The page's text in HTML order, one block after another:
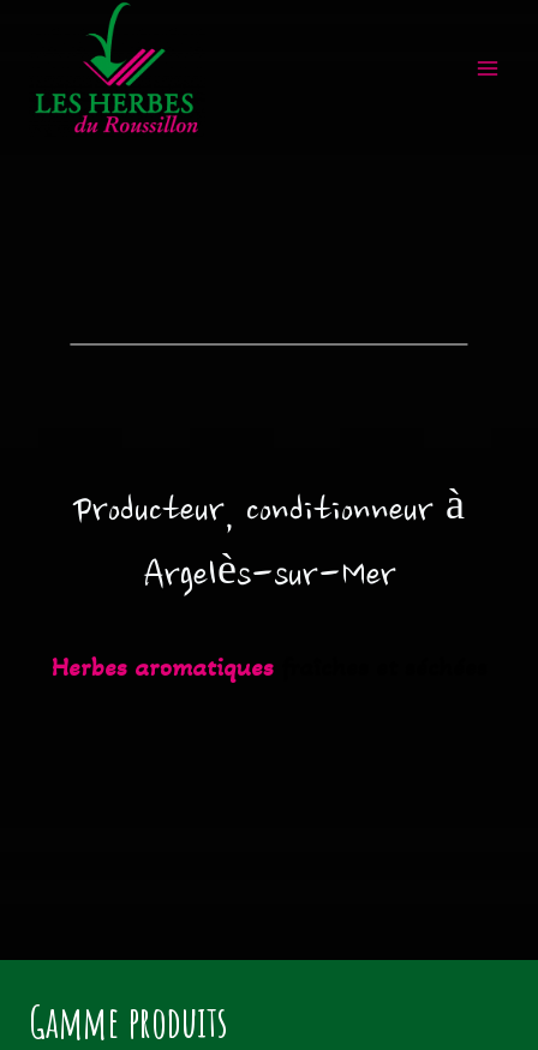
Producteur, conditionneur à
Argelès-sur-Mer
Herbes aromatiquesfraîches et séchées
Gamme produits